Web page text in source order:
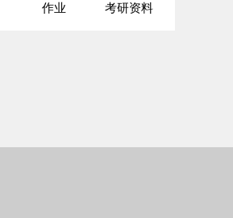
作业 考研资料